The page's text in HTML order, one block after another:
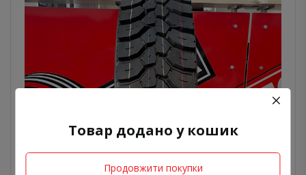
В наявності
13 500 грн.
Товар додано у кошик
Продовжити покупки